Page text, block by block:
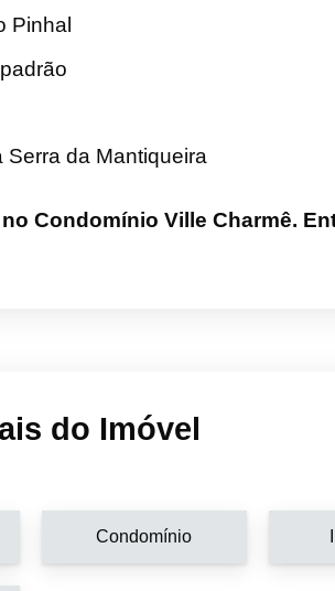
Pinhal
da Mantiqueira
Condomínio Ville Charmê.
do Imóvel
Condomínio